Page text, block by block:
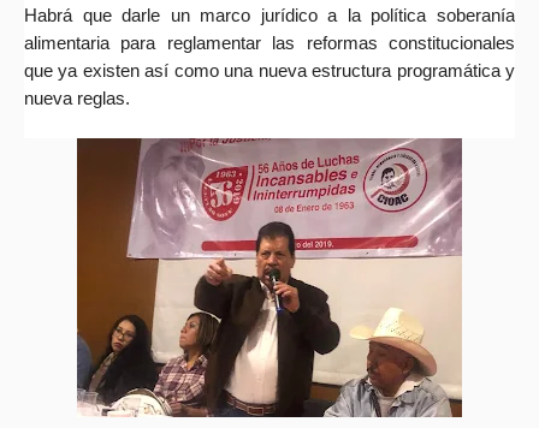
Habrá que darle un marco jurídico a la política soberanía
alimentaria para reglamentar las reformas constitucionales
que ya existen así como una nueva estructura programática y
nueva reglas.